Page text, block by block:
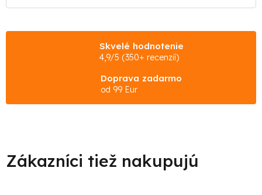
Skvelé hodnotenie
4,9/5 (350+ recenzií)
Doprava zadarmo
od 99 Eur